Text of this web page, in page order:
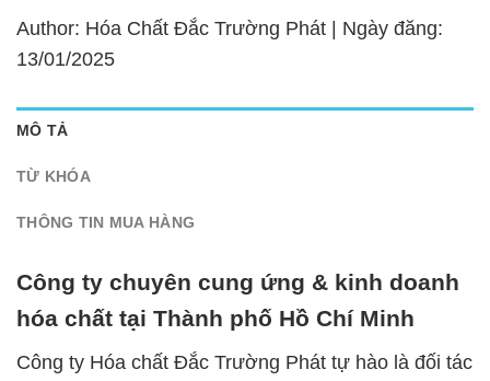
Author: Hóa Chất Đắc Trường Phát | Ngày đăng:
13/01/2025
MÔ TẢ
TỪ KHÓA
THÔNG TIN MUA HÀNG
Công ty chuyên cung ứng & kinh doanh
hóa chất tại Thành phố Hồ Chí Minh
Công ty Hóa chất Đắc Trường Phát tự hào là đối tác